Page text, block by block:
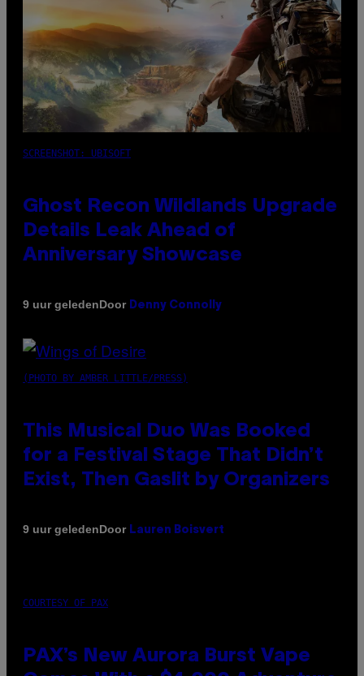
SCREENSHOT: UBISOFT
Ghost Recon Wildlands Upgrade
Details Leak Ahead of
Anniversary Showcase
9 uur geledenDoor Denny Connolly
(PHOTO BY AMBER LITTLE/PRESS)
This Musical Duo Was Booked
for a Festival Stage That Didn’t
Exist, Then Gaslit by Organizers
9 uur geledenDoor Lauren Boisvert
COURTESY OF PAX
PAX’s New Aurora Burst Vape